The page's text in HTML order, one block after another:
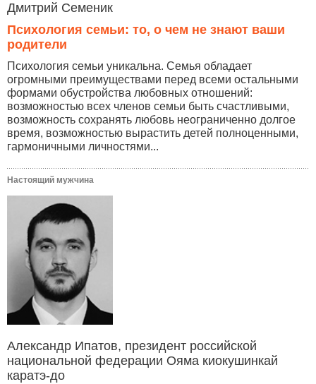
Дмитрий Семеник
Психология семьи: то, о чем не знают ваши
родители
Психология семьи уникальна. Семья обладает
огромными преимуществами перед всеми остальными
формами обустройства любовных отношений:
возможностью всех членов семьи быть счастливыми,
возможность сохранять любовь неограниченно долгое
время, возможностью вырастить детей полноценными,
гармоничными личностями...
Настоящий мужчина
Александр Ипатов, президент российской
национальной федерации Ояма киокушинкай
каратэ-до